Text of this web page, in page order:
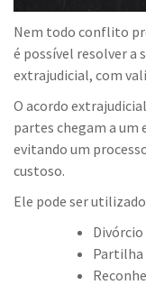
Nem todo conflito
é possível resolver a
extrajudicial, com
O acordo
partes chegam a
evitando um
custoso.
Ele pode ser
Partilha